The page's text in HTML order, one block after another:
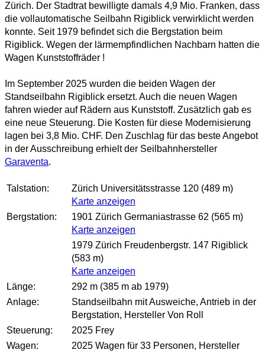
Zürich. Der Stadtrat bewilligte damals 4,9 Mio. Franken, dass
die vollautomatische Seilbahn Rigiblick verwirklicht werden
konnte. Seit 1979 befindet sich die Bergstation beim
Rigiblick. Wegen der lärmempfindlichen Nachbarn hatten die
Wagen Kunststoffräder !
Im September 2025 wurden die beiden Wagen der
Standseilbahn Rigiblick ersetzt. Auch die neuen Wagen
fahren wieder auf Rädern aus Kunststoff. Zusätzlich gab es
eine neue Steuerung. Die Kosten für diese Modernisierung
lagen bei 3,8 Mio. CHF. Den Zuschlag für das beste Angebot
in der Ausschreibung erhielt der Seilbahnhersteller
Garaventa.
Talstation:
Zürich Universitätsstrasse 120 (489 m)
Karte anzeigen
Bergstation:
1901 Zürich Germaniastrasse 62 (565 m)
Karte anzeigen
1979 Zürich Freudenbergstr. 147 Rigiblick
(583 m)
Karte anzeigen
Länge:
292 m (385 m ab 1979)
Anlage:
Standseilbahn mit Ausweiche, Antrieb in der
Bergstation, Hersteller Von Roll
Steuerung:
2025 Frey
Wagen:
2025 Wagen für 33 Personen, Hersteller